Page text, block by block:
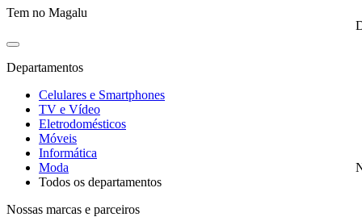
Tem no Magalu
Departamentos
Celulares e Smartphones
TV e Vídeo
Eletrodomésticos
Móveis
Informática
Moda
Todos os departamentos
Nossas marcas e parceiros